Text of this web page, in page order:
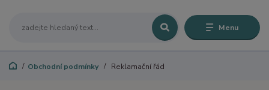
Menu
Obchodní podmínky Reklamační řád